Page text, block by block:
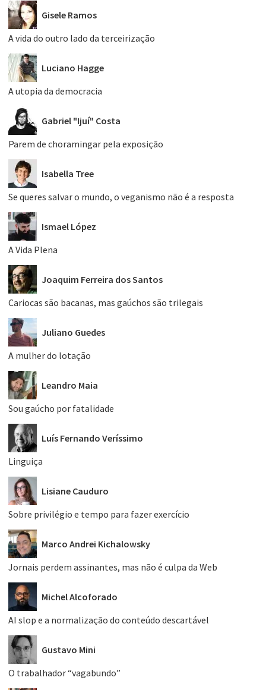
Gisele Ramos
A vida do outro lado da terceirização
Luciano Hagge
A utopia da democracia
Gabriel "Ijuí" Costa
Parem de choramingar pela exposição
Isabella Tree
Se queres salvar o mundo, o veganismo não é a resposta
Ismael López
A Vida Plena
Joaquim Ferreira dos Santos
Cariocas são bacanas, mas gaúchos são trilegais
Juliano Guedes
A mulher do lotação
Leandro Maia
Sou gaúcho por fatalidade
Luís Fernando Veríssimo
Linguiça
Lisiane Cauduro
Sobre privilégio e tempo para fazer exercício
Marco Andrei Kichalowsky
Jornais perdem assinantes, mas não é culpa da Web
Michel Alcoforado
AI slop e a normalização do conteúdo descartável
Gustavo Mini
O trabalhador “vagabundo”